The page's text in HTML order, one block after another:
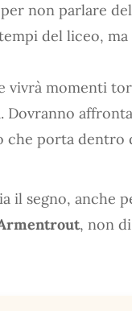
non parlare
del liceo, ma
vivrà momenti
Dovranno
che porta dentro
il segno, anche
, non